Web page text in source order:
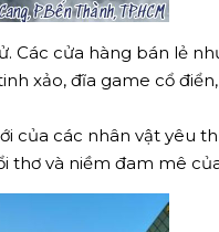
Các cửa hàng bán lẻ
xảo, đĩa game cổ
các nhân vật yêu
thơ và niềm đam mê